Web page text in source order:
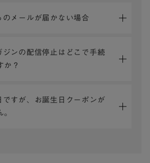
のメールが届かない場合
ジンの配信停止はどこで手続
か？
ですが、お誕生日クーポンが